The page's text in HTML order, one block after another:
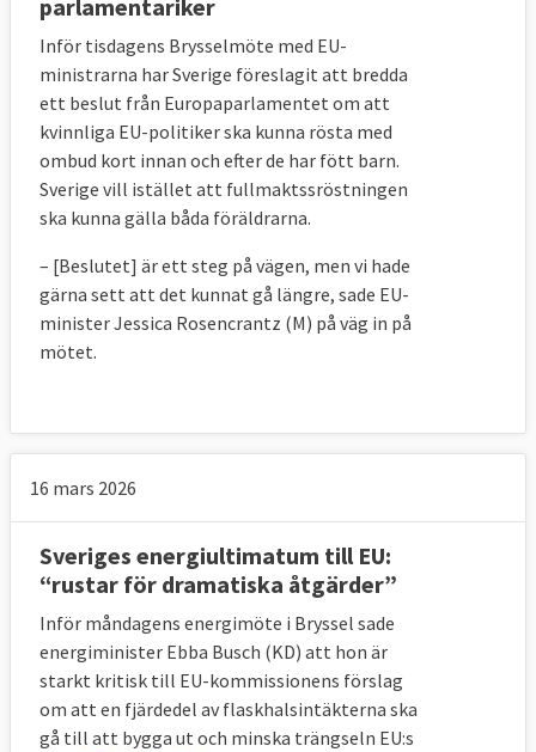
parlamentariker
Inför tisdagens Brysselmöte med EU-
ministrarna har Sverige föreslagit att bredda
ett beslut från Europaparlamentet om att
kvinnliga EU-politiker ska kunna rösta med
ombud kort innan och efter de har fött barn.
Sverige vill istället att fullmaktssröstningen
ska kunna gälla båda föräldrarna.
– [Beslutet] är ett steg på vägen, men vi hade
gärna sett att det kunnat gå längre, sade EU-
minister Jessica Rosencrantz (M) på väg in på
mötet.
16 mars 2026
Sveriges energiultimatum till EU:
“rustar för dramatiska åtgärder”
Inför måndagens energimöte i Bryssel sade
energiminister Ebba Busch (KD) att hon är
starkt kritisk till EU-kommissionens förslag
om att en fjärdedel av flaskhalsintäkterna ska
gå till att bygga ut och minska trängseln EU:s